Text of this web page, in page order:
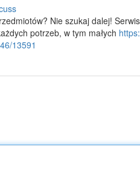
Nie szukaj dalej!
potrzeb, w tym małych
13591